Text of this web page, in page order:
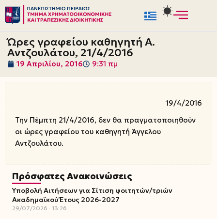
Μεταπηδήστε
στο
περιεχόμενο
Ώρες γραφείου καθηγητή Α.
Αντζουλάτου, 21/4/2016
19 Απριλίου, 2016 9:31 πμ
19/4/2016
Την Πέμπτη 21/4/2016, δεν θα πραγματοποιηθούν
οι ώρες γραφείου του καθηγητή Άγγελου
Αντζουλάτου.
Πρόσφατες Ανακοινώσεις
Υποβολή Αιτήσεων για Σίτιση φοιτητών/τριών
Ακαδημαϊκού Έτους 2026-2027
29/07/2026 13:26